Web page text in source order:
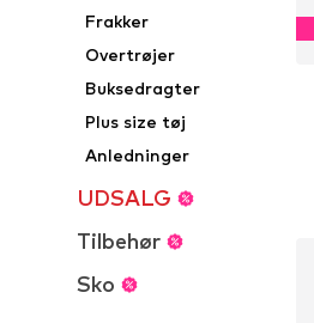
Frakker
Overtrøjer
Buksedragter
Plus size tøj
Anledninger
UDSALG
Tilbehør
Sko